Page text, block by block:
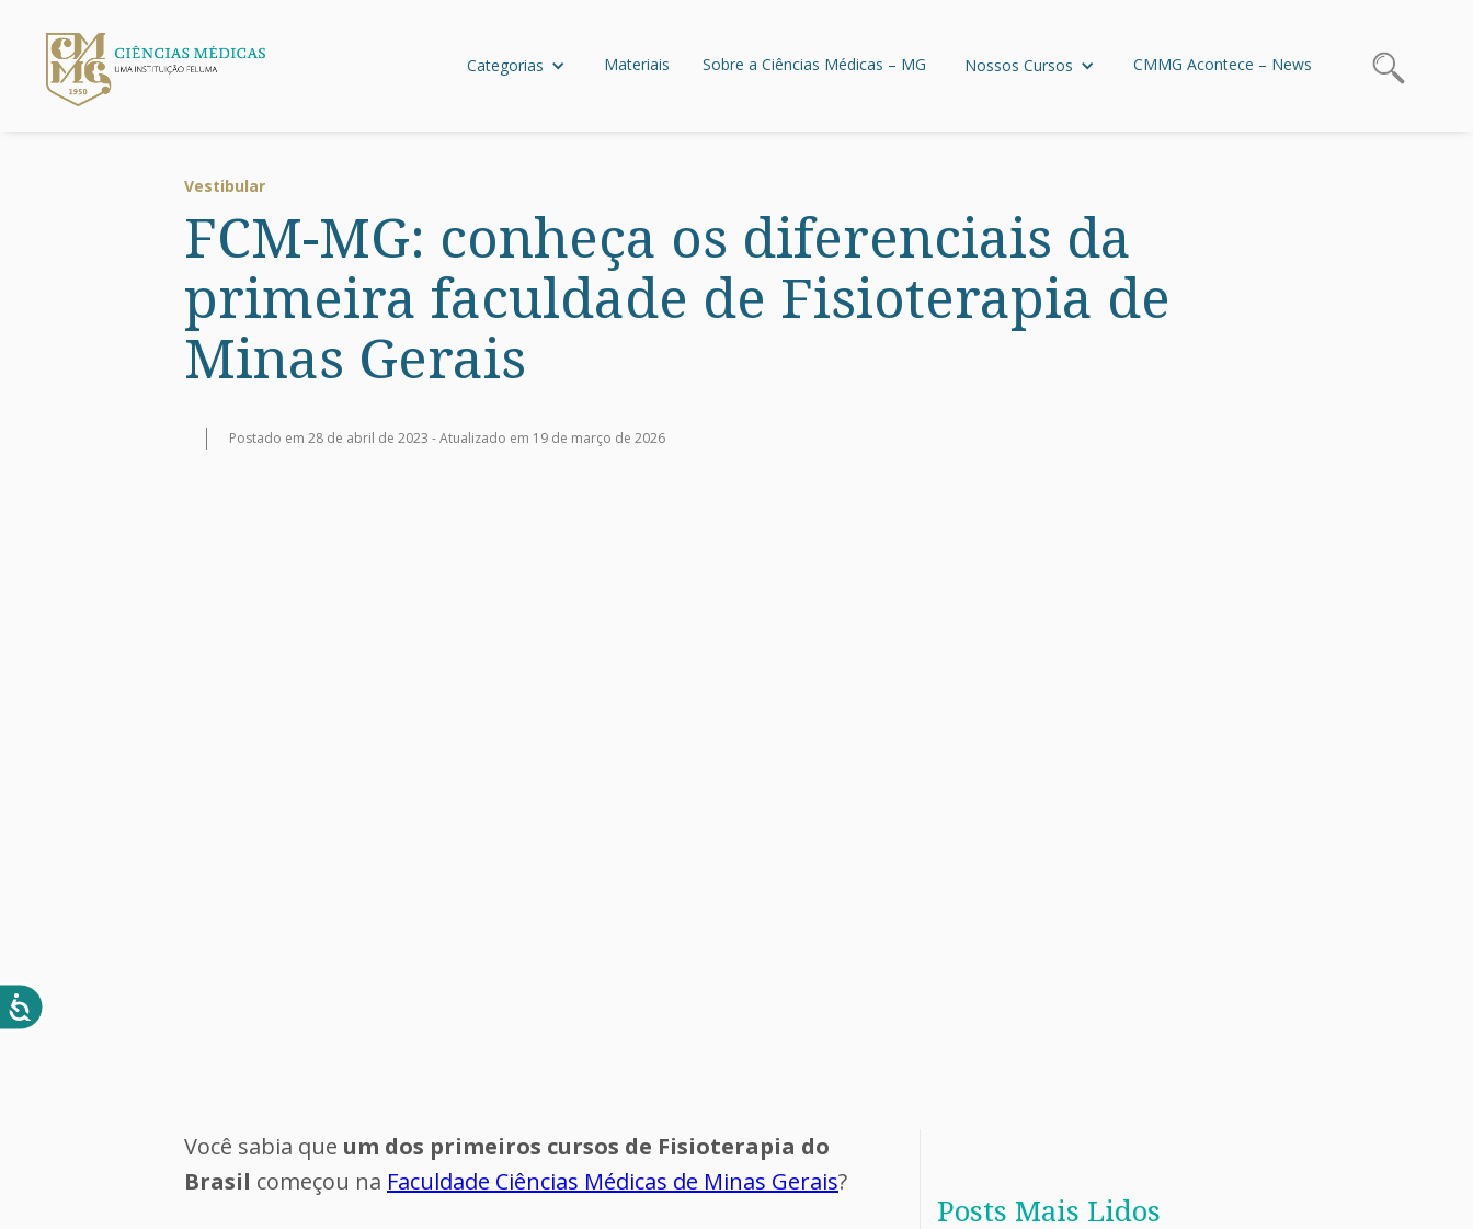
Categorias Materiais Sobre a Ciências Médicas – MG Nossos Cursos CMMG Acontece – News
Vestibular
FCM-MG: conheça os diferenciais da
primeira faculdade de Fisioterapia de
Minas Gerais
Postado em 28 de abril de 2023 -Atualizado em 19 de março de 2026
Você sabia que um dos primeiros cursos de Fisioterapia do
Brasil começou na Faculdade Ciências Médicas de Minas Gerais?
Posts Mais Lidos